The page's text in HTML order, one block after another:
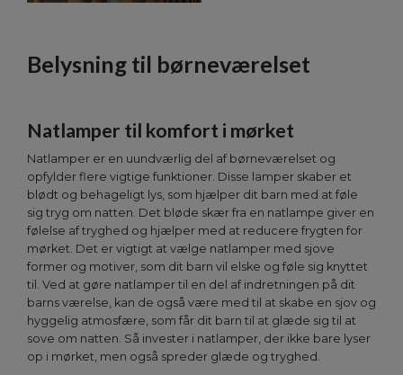
Belysning til børneværelset
Natlamper til komfort i mørket
Natlamper er en uundværlig del af børneværelset og
opfylder flere vigtige funktioner. Disse lamper skaber et
blødt og behageligt lys, som hjælper dit barn med at føle
sig tryg om natten. Det bløde skær fra en natlampe giver en
følelse af tryghed og hjælper med at reducere frygten for
mørket. Det er vigtigt at vælge natlamper med sjove
former og motiver, som dit barn vil elske og føle sig knyttet
til. Ved at gøre natlamper til en del af indretningen på dit
barns værelse, kan de også være med til at skabe en sjov og
hyggelig atmosfære, som får dit barn til at glæde sig til at
sove om natten. Så invester i natlamper, der ikke bare lyser
op i mørket, men også spreder glæde og tryghed.